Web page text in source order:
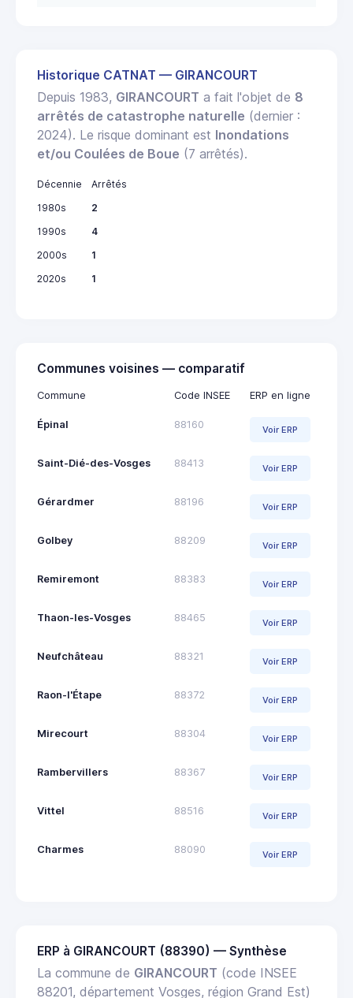
Historique CATNAT — GIRANCOURT
Depuis 1983, GIRANCOURT a fait l'objet de 8
arrêtés de catastrophe naturelle (dernier :
2024). Le risque dominant est Inondations
et/ou Coulées de Boue (7 arrêtés).
Décennie
Arrêtés
1980s
2
1990s
4
2000s
1
2020s
1
Communes voisines — comparatif
Commune Code INSEE ERP en ligne
Épinal 88160 Voir ERP
Saint-Dié-des-Vosges 88413 Voir ERP
Gérardmer 88196 Voir ERP
Golbey 88209 Voir ERP
Remiremont 88383 Voir ERP
Thaon-les-Vosges 88465 Voir ERP
Neufchâteau 88321 Voir ERP
Raon-l'Étape 88372 Voir ERP
Mirecourt 88304 Voir ERP
Rambervillers 88367 Voir ERP
Vittel 88516 Voir ERP
Charmes 88090 Voir ERP
ERP à GIRANCOURT (88390) — Synthèse
La commune de GIRANCOURT (code INSEE
88201, département Vosges, région Grand Est)